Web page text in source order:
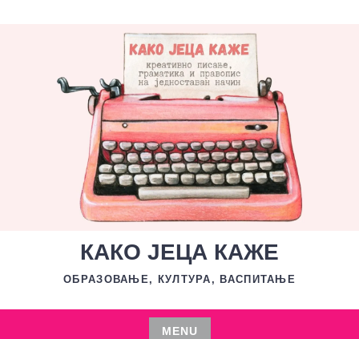
КАКО ЈЕЦА КАЖЕ
ОБРАЗОВАЊЕ, КУЛТУРА, ВАСПИТАЊЕ
MENU